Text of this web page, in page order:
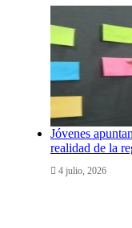
Jóvenes
realidad de la
4 julio, 2026